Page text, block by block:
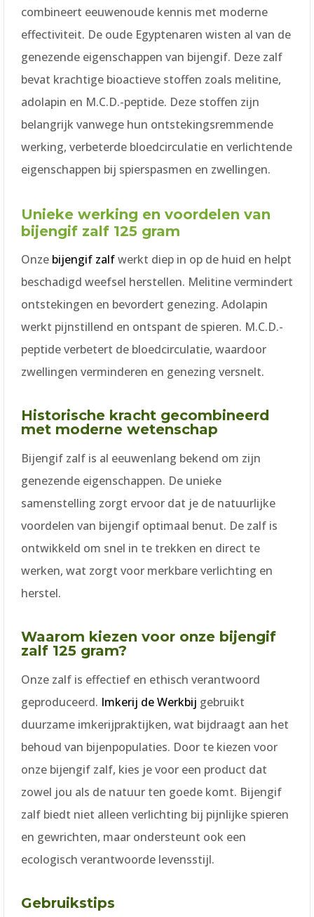
combineert eeuwenoude kennis met moderne
effectiviteit. De oude Egyptenaren wisten al van de
genezende eigenschappen van bijengif. Deze zalf
bevat krachtige bioactieve stoffen zoals melitine,
adolapin en M.C.D.-peptide. Deze stoffen zijn
belangrijk vanwege hun ontstekingsremmende
werking, verbeterde bloedcirculatie en verlichtende
eigenschappen bij spierspasmen en zwellingen.
Unieke werking en voordelen van
bijengif zalf 125 gram
Onze bijengif zalfwerkt diep in op de huid en helpt
beschadigd weefsel herstellen. Melitine vermindert
ontstekingen en bevordert genezing. Adolapin
werkt pijnstillend en ontspant de spieren. M.C.D.-
peptide verbetert de bloedcirculatie, waardoor
zwellingen verminderen en genezing versnelt.
Historische kracht gecombineerd
met moderne wetenschap
Bijengif zalf is al eeuwenlang bekend om zijn
genezende eigenschappen. De unieke
samenstelling zorgt ervoor dat je de natuurlijke
voordelen van bijengif optimaal benut. De zalf is
ontwikkeld om snel in te trekken en direct te
werken, wat zorgt voor merkbare verlichting en
herstel.
Waarom kiezen voor onze bijengif
zalf 125 gram?
Onze zalf is effectief en ethisch verantwoord
geproduceerd. Imkerij de Werkbij gebruikt
duurzame imkerijpraktijken, wat bijdraagt aan het
behoud van bijenpopulaties. Door te kiezen voor
onze bijengif zalf, kies je voor een product dat
zowel jou als de natuur ten goede komt. Bijengif
zalf biedt niet alleen verlichting bij pijnlijke spieren
en gewrichten, maar ondersteunt ook een
ecologisch verantwoorde levensstijl.
Gebruikstips